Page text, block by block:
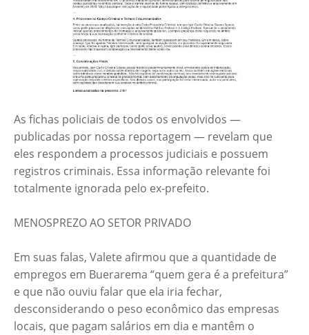
As fichas policiais de todos os envolvidos —
publicadas por nossa reportagem — revelam que
eles respondem a processos judiciais e possuem
registros criminais. Essa informação relevante foi
totalmente ignorada pelo ex-prefeito.
MENOSPREZO AO SETOR PRIVADO
Em suas falas, Valete afirmou que a quantidade de
empregos em Buerarema “quem gera é a prefeitura”
e que não ouviu falar que ela iria fechar,
desconsiderando o peso econômico das empresas
locais, que pagam salários em dia e mantêm o